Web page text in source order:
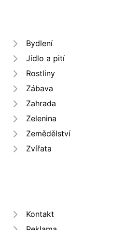
Bydlení
Jídlo a pití
Rostliny
Zábava
Zahrada
Zelenina
Zemědělství
Zvířata
Kontakt